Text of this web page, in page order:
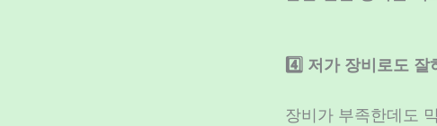
4️⃣ 저가 장비로도 잘
장비가 부족한데도